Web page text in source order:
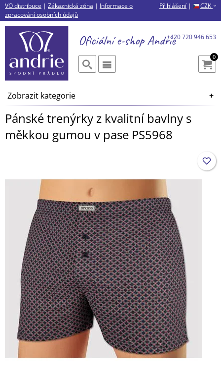
Přihlášení | CZK ›
VO distribuce | Zákaznická zóna | Informace o
zpracování osobních údajů
Oficiální e-shopAndrie
0
+420 720 946 653
Zobrazit kategorie
Pánské trenýrky z kvalitní bavlny s
měkkou gumou v pase PS5968